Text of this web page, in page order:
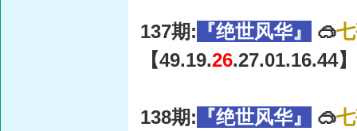
137期: 『绝世风华』 🥽
【49.19.26.27.01.16.44】
138期: 『绝世风华』 🥽